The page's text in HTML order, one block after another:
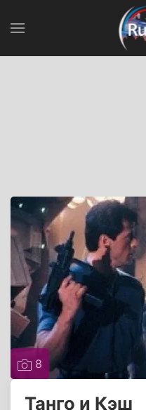
8
Танго и Кэш